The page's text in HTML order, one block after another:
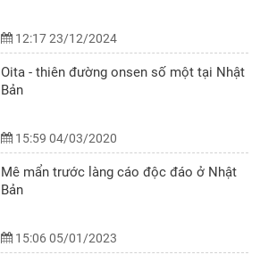
12:17 23/12/2024
Oita - thiên đường onsen số một tại Nhật
Bản
15:59 04/03/2020
Mê mẩn trước làng cáo độc đáo ở Nhật
Bản
15:06 05/01/2023